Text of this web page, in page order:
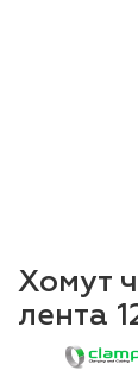
Хомут
лента